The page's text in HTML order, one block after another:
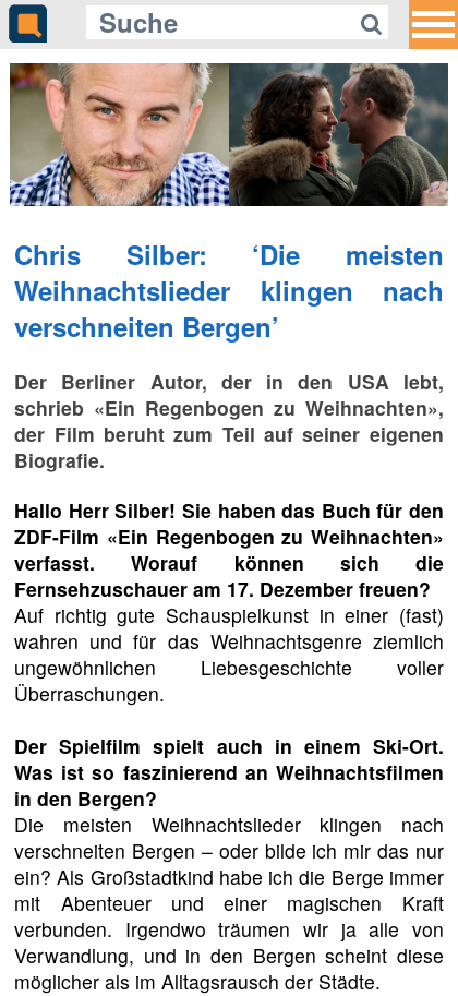
Chris Silber: ‘Die meisten
Weihnachtslieder klingen nach
verschneiten Bergen’
Der Berliner Autor, der in den USA lebt,
schrieb «Ein Regenbogen zu Weihnachten»,
der Film beruht zum Teil auf seiner eigenen
Biografie.
Hallo Herr Silber! Sie haben das Buch für den
ZDF-Film «Ein Regenbogen zu Weihnachten»
verfasst. Worauf können sich die
Fernsehzuschauer am 17. Dezember freuen?
Auf richtig gute Schauspielkunst in einer (fast)
wahren und für das Weihnachtsgenre ziemlich
ungewöhnlichen Liebesgeschichte voller
Überraschungen.
Der Spielfilm spielt auch in einem Ski-Ort.
Was ist so faszinierend an Weihnachtsfilmen
in den Bergen?
Die meisten Weihnachtslieder klingen nach
verschneiten Bergen – oder bilde ich mir das nur
ein? Als Großstadtkind habe ich die Berge immer
mit Abenteuer und einer magischen Kraft
verbunden. Irgendwo träumen wir ja alle von
Verwandlung, und in den Bergen scheint diese
möglicher als im Alltagsrausch der Städte.